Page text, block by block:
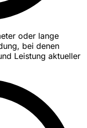
oder lange
bei denen
Leistung aktueller